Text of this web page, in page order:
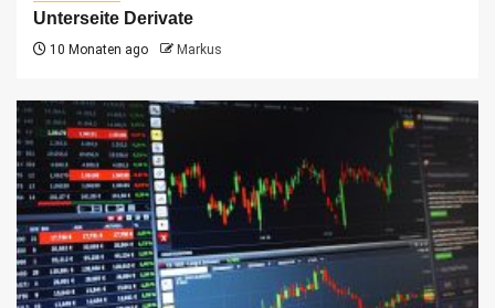
Unterseite Derivate
10 Monaten ago Markus